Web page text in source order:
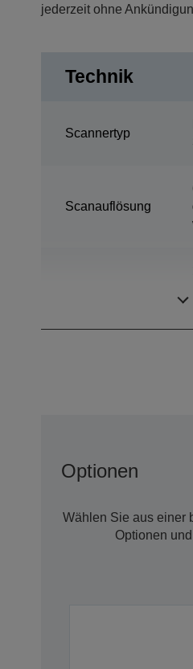
jederzeit ohne
Technik
Scannertyp
Scanauflösung
Optionen
Wählen Sie aus einer
Optionen